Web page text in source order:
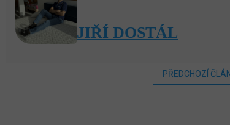
JIŘÍ DOSTÁL
PŘEDCHOZÍ